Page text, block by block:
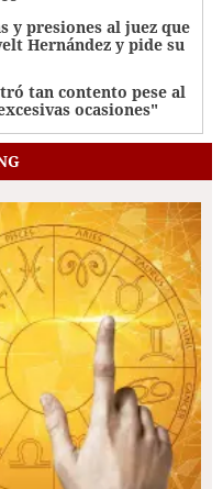
y presiones al juez que
Hernández y pide su
tan contento pese al
ocasiones"